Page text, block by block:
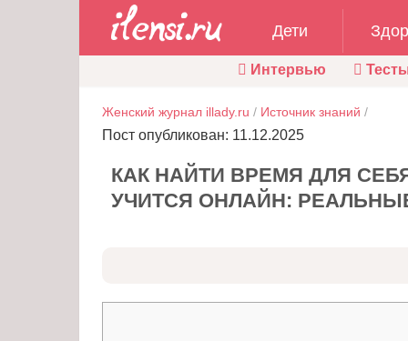
Дети
Интервью
Женский журнал illady.ru / Источник знаний /
Пост опубликован: 11.12.2025
КАК НАЙТИ ВРЕМЯ ДЛЯ
УЧИТСЯ ОНЛАЙН: